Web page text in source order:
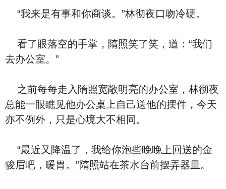
“我来是有事和你商谈。”林彻夜口吻冷硬。
看了眼落空的手掌，隋照笑了笑，道：“我们
去办公室。”
之前每每走入隋照宽敞明亮的办公室，林彻夜
总能一眼瞧见他办公桌上自己送他的摆件，今天
亦不例外，只是心境大不相同。
“最近又降温了，我给你泡些晚晚上回送的金
骏眉吧，暖胃。”隋照站在茶水台前摆弄器皿。